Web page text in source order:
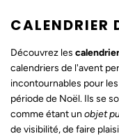
CALENDRIER
Découvrez les
calendriers de l'avent
incontournables pour
période de Noël. Ils se
comme étant un objet
de visibilité, de faire